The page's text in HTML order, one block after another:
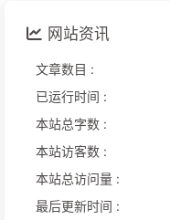
网站资讯
文章数目 :
已运行时间 :
本站总字数 :
本站访客数 :
本站总访问量 :
最后更新时间 :